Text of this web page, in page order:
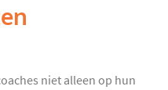
niet alleen op hun